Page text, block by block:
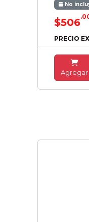
No
$506
PRECIO
Agregar